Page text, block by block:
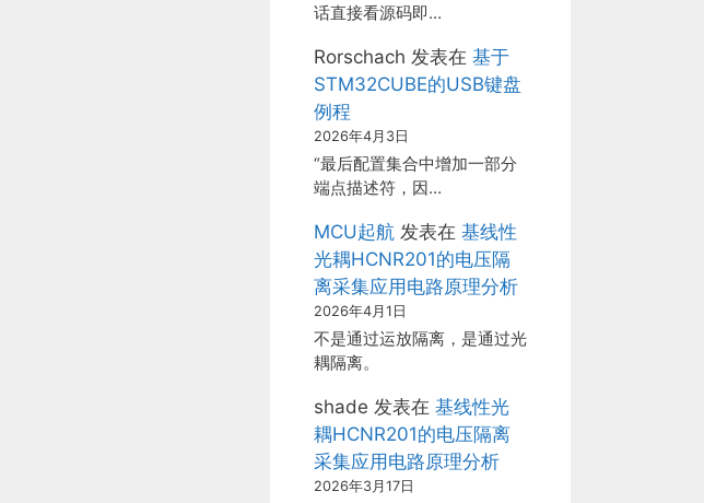
话直接看源码即…
Rorschach 发表在 基于
STM32CUBE的USB键盘
例程
2026年4月3日
“最后配置集合中增加一部分
端点描述符，因…
MCU起航 发表在 基线性
光耦HCNR201的电压隔
离采集应用电路原理分析
2026年4月1日
不是通过运放隔离，是通过光
耦隔离。
shade 发表在 基线性光
耦HCNR201的电压隔离
采集应用电路原理分析
2026年3月17日